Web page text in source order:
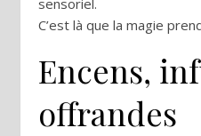
sensoriel.
C’est là que la magie
Encens,
offrandes